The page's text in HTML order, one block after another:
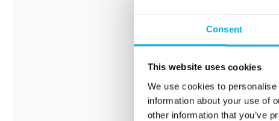
Consent
This website uses cookies
We use cookies to
information about your use of
other information that you’ve
produktfra start. I udviklingsprocessen har